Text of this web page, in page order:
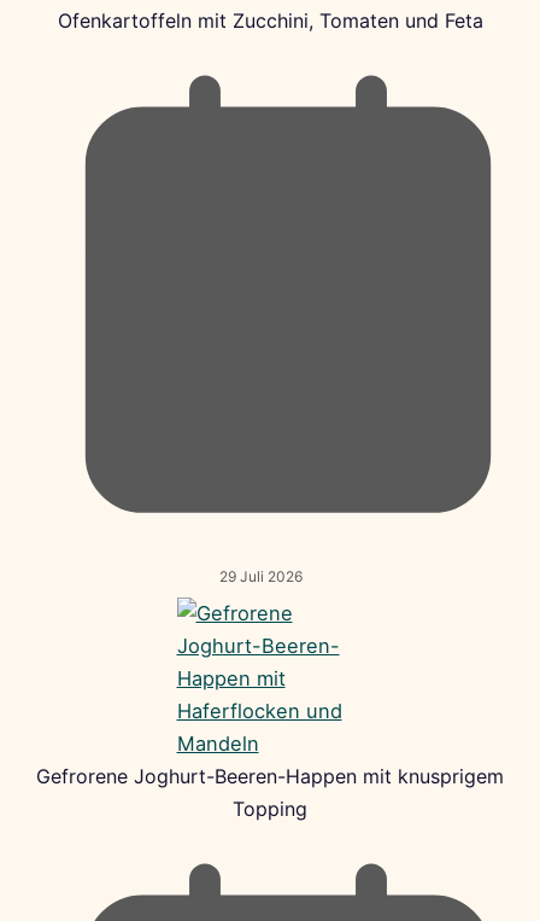
Ofenkartoffeln mit Zucchini, Tomaten und Feta
29 Juli 2026
Gefrorene Joghurt-Beeren-Happen mit knusprigem
Topping